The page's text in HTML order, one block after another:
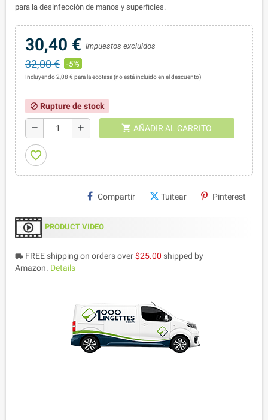
para la desinfección de manos y superficies.
30,40 € Impuestos excluidos
32,00 € -5%
Incluyendo 2,08 € para la ecotasa (no está incluido en el descuento)
block Rupture de stock
remove add shopping_cart AÑADIR AL CARRITO
favorite_border
Compartir Tuitear Pinterest
PRODUCT VIDEO
local_shipping FREE shipping on orders over$25.00 shipped by
Amazon. Details